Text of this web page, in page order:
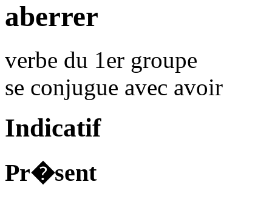
aberrer
verbe du 1er groupe
se conjugue avec avoir
Indicatif
Pr�sent